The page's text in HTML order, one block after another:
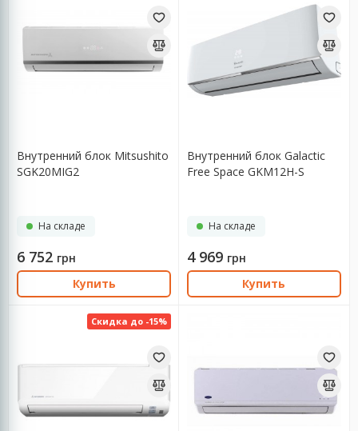
Внутренний блок Mitsushito
SGK20MIG2
На складе
6 752 грн
Купить
Внутренний блок Galactic
Free Space GKM12H-S
На складе
4 969 грн
Купить
Скидка до -15%